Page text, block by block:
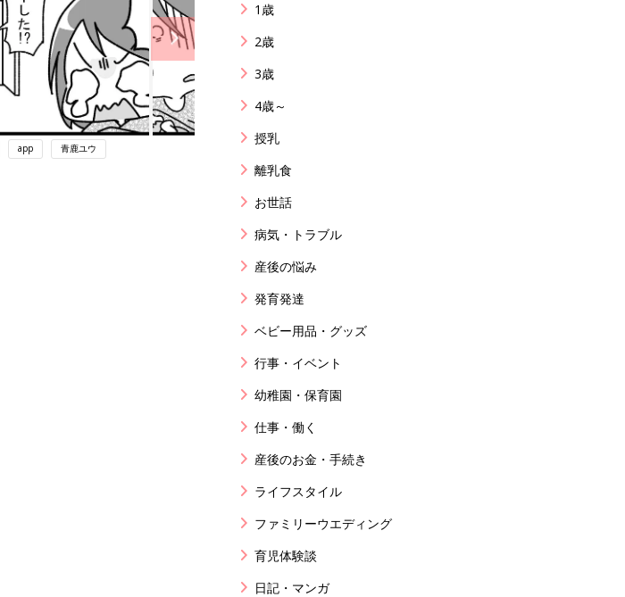
app 青鹿ユウ
1歳
2歳
3歳
4歳～
授乳
離乳食
お世話
病気・トラブル
産後の悩み
発育発達
ベビー用品・グッズ
行事・イベント
幼稚園・保育園
仕事・働く
産後のお金・手続き
ライフスタイル
ファミリーウエディング
育児体験談
日記・マンガ